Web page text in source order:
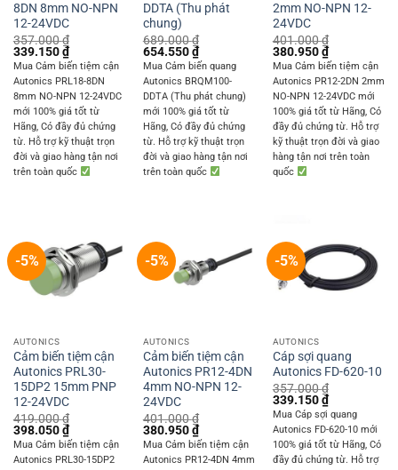
8DN 8mm NO-NPN
12-24VDC
357.000₫
Original
price
was:
357.000 ₫.
339.150₫Current
price
is:
339.150 ₫.
Mua Cảm biến tiệm cận
Autonics PRL18-8DN
8mm NO-NPN 12-24VDC
mới 100% giá tốt từ
Hãng, Có đầy đủ chứng
từ. Hỗ trợ kỹ thuật trọn
đời và giao hàng tận nơi
trên toàn quốc
DDTA (Thu phát
chung)
689.000₫
Original
price
was:
689.000 ₫.
654.550₫Current
price
is:
654.550 ₫.
Mua Cảm biến quang
Autonics BRQM100-
DDTA (Thu phát chung)
mới 100% giá tốt từ
Hãng, Có đầy đủ chứng
từ. Hỗ trợ kỹ thuật trọn
đời và giao hàng tận nơi
trên toàn quốc
2mm NO-NPN 12-
24VDC
401.000₫
Original
price
was:
401.000 ₫.
380.950₫Current
price
is:
380.950 ₫.
Mua Cảm biến tiệm cận
Autonics PR12-2DN 2mm
NO-NPN 12-24VDC mới
100% giá tốt từ Hãng, Có
đầy đủ chứng từ. Hỗ trợ
kỹ thuật trọn đời và giao
hàng tận nơi trên toàn
quốc
-5%
AUTONICS
Cảm biến tiệm cận
Autonics PRL30-
15DP2 15mm PNP
12-24VDC
419.000₫
Original
price
was:
419.000 ₫.
398.050₫Current
price
is:
398.050 ₫.
Mua Cảm biến tiệm cận
Autonics PRL30-15DP2
-5%
AUTONICS
Cảm biến tiệm cận
Autonics PR12-4DN
4mm NO-NPN 12-
24VDC
401.000₫
Original
price
was:
401.000 ₫.
380.950₫Current
price
is:
380.950 ₫.
Mua Cảm biến tiệm cận
Autonics PR12-4DN 4mm
-5%
AUTONICS
Cáp sợi quang
Autonics FD-620-10
357.000₫
Original
price
was:
357.000 ₫.
339.150₫Current
price
is:
339.150 ₫.
Mua Cáp sợi quang
Autonics FD-620-10 mới
100% giá tốt từ Hãng, Có
đầy đủ chứng từ. Hỗ trợ